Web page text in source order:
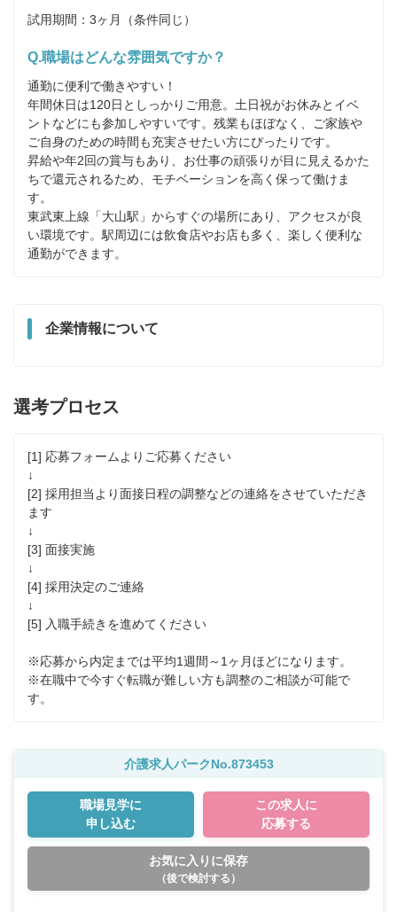
試用期間：3ヶ月（条件同じ）
Q.職場はどんな雰囲気ですか？
通勤に便利で働きやすい！
年間休日は120日としっかりご用意。土日祝がお休みとイベ
ントなどにも参加しやすいです。残業もほぼなく、ご家族や
ご自身のための時間も充実させたい方にぴったりです。
昇給や年2回の賞与もあり、お仕事の頑張りが目に見えるかた
ちで還元されるため、モチベーションを高く保って働けま
す。
東武東上線「大山駅」からすぐの場所にあり、アクセスが良
い環境です。駅周辺には飲食店やお店も多く、楽しく便利な
通勤ができます。
企業情報について
選考プロセス
[1] 応募フォームよりご応募ください
↓
[2] 採用担当より面接日程の調整などの連絡をさせていただき
ます
↓
[3] 面接実施
↓
[4] 採用決定のご連絡
↓
[5] 入職手続きを進めてください
※応募から内定までは平均1週間～1ヶ月ほどになります。
※在職中で今すぐ転職が難しい方も調整のご相談が可能で
す。
介護求人パークNo.873453
職場見学に
申し込む
この求人に
応募する
お気に入りに保存
（後で検討する）